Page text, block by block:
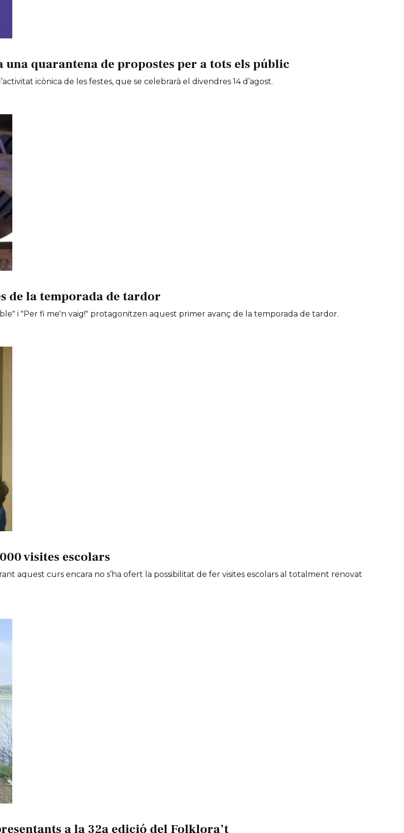
una quarantena de propostes per a tots els públic
icònica de les festes, que se celebrarà el divendres 14 d’agost.
de la temporada de tardor
i "Per fi me'n vaig!" protagonitzen aquest primer avanç de la temporada de tardor.
visites escolars
aquest curs encara no s’ha ofert la possibilitat de fer visites escolars al totalment renovat
a la 32a edició del Folklora’t